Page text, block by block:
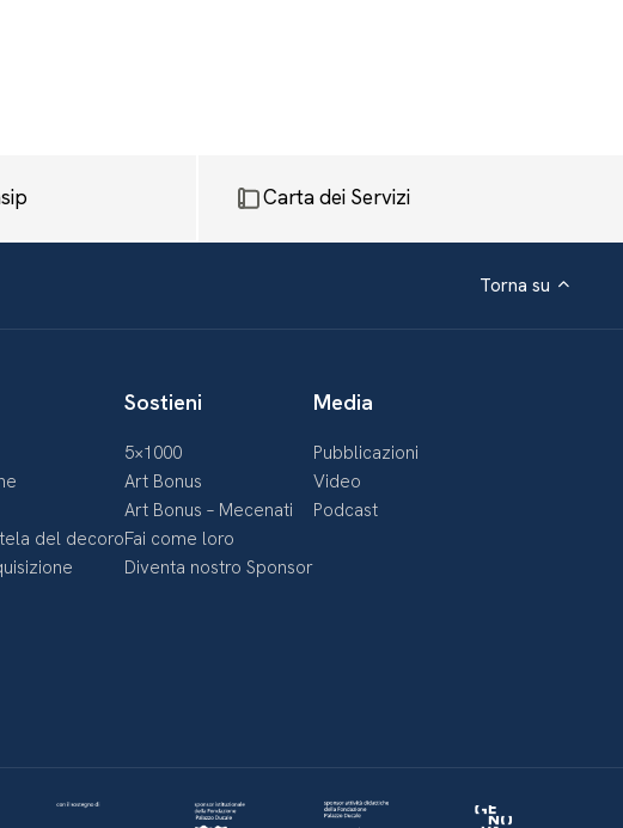
Carta dei Servizi
Torna su
del decoro
Sostieni
5×1000
Art Bonus
Art Bonus – Mecenati
Fai come loro
Diventa nostro Sponsor
Media
Pubblicazioni
Video
Podcast